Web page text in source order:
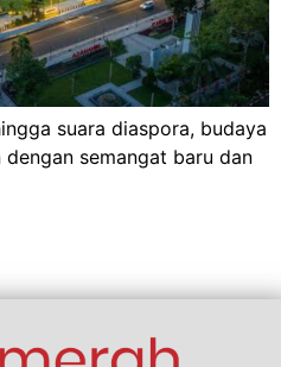
suara diaspora, budaya
semangat baru dan